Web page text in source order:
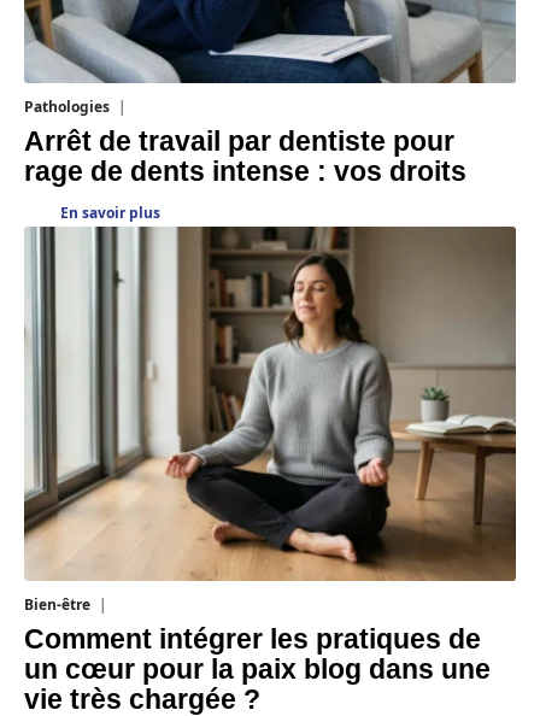
Pathologies
Arrêt de travail par dentiste pour
rage de dents intense : vos droits
En savoir plus
Bien-être
Comment intégrer les pratiques de
un cœur pour la paix blog dans une
vie très chargée ?